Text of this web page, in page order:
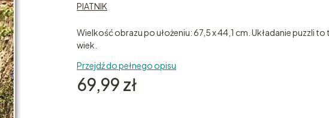
PIATNIK
Wielkość obrazu po ułożeniu: 67,5 x 44,1 cm. Układanie puzzli
wiek.
Przejdź do pełnego opisu
Cena
69,99 zł